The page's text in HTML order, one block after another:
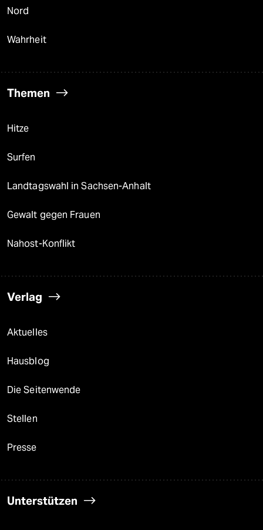
Nord
Wahrheit
Themen
Hitze
Surfen
Landtagswahl in Sachsen-Anhalt
Gewalt gegen Frauen
Nahost-Konflikt
Verlag
Aktuelles
Hausblog
Die Seitenwende
Stellen
Presse
Unterstützen